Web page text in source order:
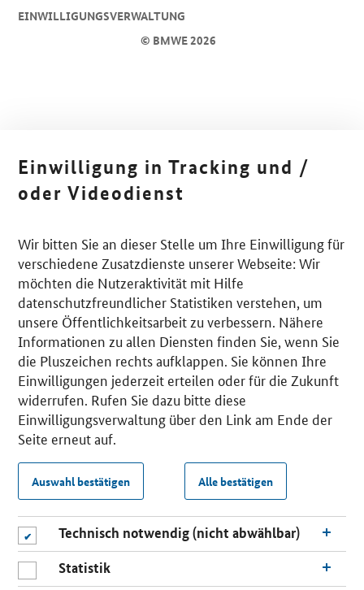
© BMWE 2026
EINWILLIGUNGSVERWALTUNG
Einwilligung in Tracking und /
oder Videodienst
Wir bitten Sie an dieser Stelle um Ihre Einwilligung für
verschiedene Zusatzdienste unserer Webseite: Wir
möchten die Nutzeraktivität mit Hilfe
datenschutzfreundlicher Statistiken verstehen, um
unsere Öffentlichkeitsarbeit zu verbessern. Nähere
Informationen zu allen Diensten finden Sie, wenn Sie
die Pluszeichen rechts aufklappen. Sie können Ihre
Einwilligungen jederzeit erteilen oder für die Zukunft
widerrufen. Rufen Sie dazu bitte diese
Einwilligungsverwaltung über den Link am Ende der
Seite erneut auf.
Auswahl bestätigen Alle bestätigen
Technisch notwendig (nicht abwählbar)
Statistik